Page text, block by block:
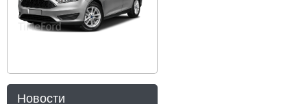
Новости